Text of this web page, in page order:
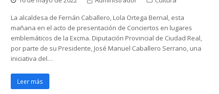
La alcaldesa de Fernán Caballero, Lola Ortega Bernal, esta
mañana en el acto de presentación de Conciertos en lugares
emblemáticos de la Excma. Diputación Provincial de Ciudad Real,
por parte de su Presidente, José Manuel Caballero Serrano, una
iniciativa del…
Leer más